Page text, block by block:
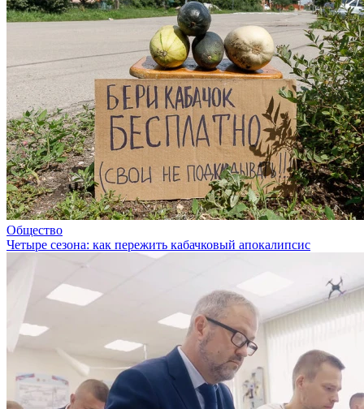
Общество
Четыре сезона: как пережить кабачковый апокалипсис